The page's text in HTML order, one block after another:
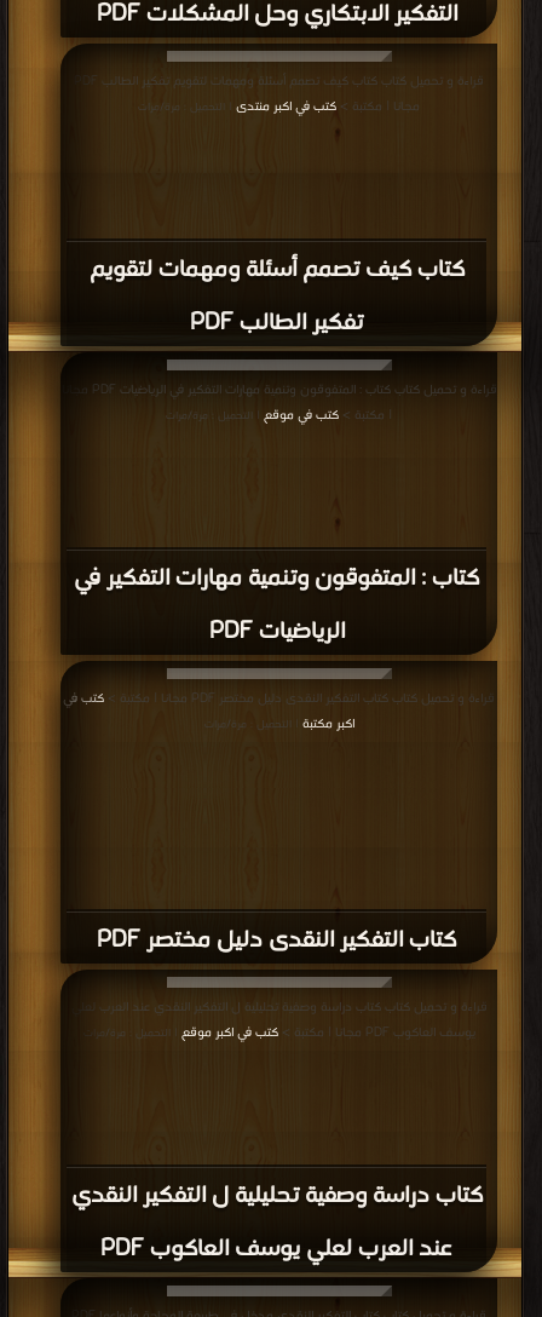
التفكير الابتكاري وحل المشكلات PDF
كتاب كيف تصمم أسئلة ومهمات لتقويم
تفكير الطالب PDF
مجانا | مكتبة > كتب في اكبر منتدى | التحميل : مرة/مرات
كتاب : المتفوقون وتنمية مهارات التفكير في
الرياضيات PDF
| مكتبة > كتب في موقع | التحميل : مرة/مرات
كتاب التفكير النقدى دليل مختصر PDF
قراءة و تحميل كتاب كتاب التفكير النقدى دليل مختصر PDF مجانا | مكتبة >
كتب في
اكبر مكتبة
| التحميل : مرة/مرات
كتاب دراسة وصفية تحليلية ل التفكير النقدي
عند العرب لعلي يوسف العاكوب PDF
قراءة و تحميل كتاب كتاب دراسة وصفية تحليلية ل التفكير النقدي عند العرب لعلي
يوسف العاكوب PDF مجانا | مكتبة >
كتب في اكبر موقع | التحميل : مرة/مرات